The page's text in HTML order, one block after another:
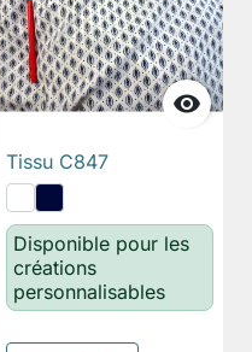

Tissu C847
Disponible pour les
créations
personnalisables